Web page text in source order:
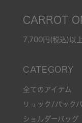
CARROT
7,700円(税込)以
全てのアイテム
リュック/バック
ショルダーバッグ